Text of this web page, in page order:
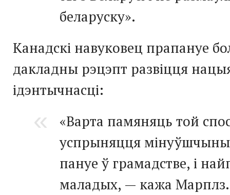
беларуску».
Канадскі навуковец прапануе
дакладны рэцэпт развіцця
ідэнтычнасці:
«Варта памяняць той
успрыняцця
пануе ў грамадстве, і
маладых, — кажа